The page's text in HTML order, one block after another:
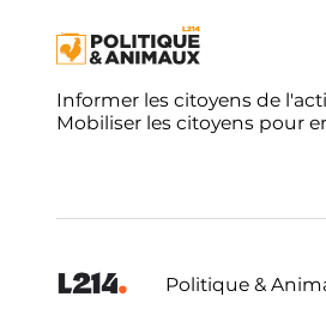
Informer les citoyens de
Mobiliser les citoyens pour
Politique &